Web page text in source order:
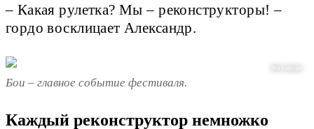
– Какая рулетка? Мы – реконструкторы! –
гордо восклицает Александр.
Фото автора
Бои – главное событие фестиваля.
Каждый реконструктор немножко